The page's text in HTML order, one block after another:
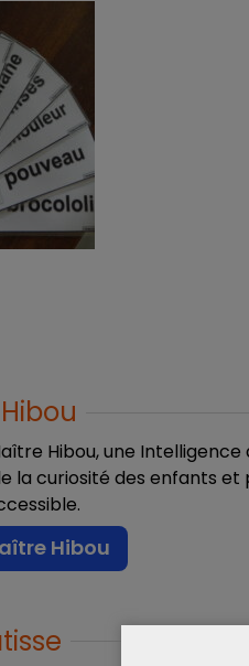
Hibou, une
la curiosité des enfants
Hibou